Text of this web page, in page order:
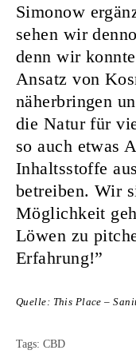
Simonow
sehen wir
denn wir
Ansatz von
näherbringen
die Natur für
so auch etwas
Inhaltsstoffe
betreiben. Wir
Möglichkeit
Löwen zu
Erfahrung!”
Quelle: This Place –
Tags: CBD